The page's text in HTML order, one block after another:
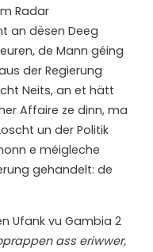
Radar
an dësen Deeg
de Mann géing
der Regierung
Neits, an et hätt
Affaire ze dinn, ma
un der Politik
e méigleche
gehandelt: de
Ufank vu Gambia 2
ass eriwwer,